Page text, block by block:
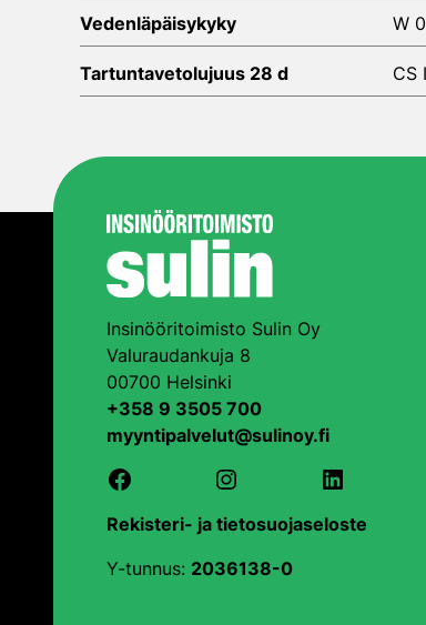
Vedenläpäisykyky W 0
Tartuntavetolujuus 28 d CS
Insinööritoimisto Sulin Oy
Valuraudankuja 8
00700 Helsinki
+358 9 3505 700
myyntipalvelut@sulinoy.fi
Facebook
Instagram LinkedIn
Rekisteri- ja tietosuojaseloste
Y-tunnus: 2036138-0